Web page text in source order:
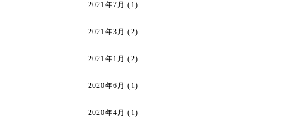
2021年7月 (1)
2021年3月 (2)
2021年1月 (2)
2020年6月 (1)
2020年4月 (1)